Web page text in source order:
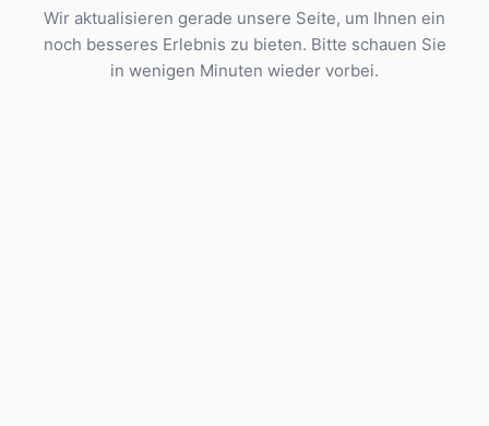
Wir aktualisieren gerade unsere Seite, um Ihnen ein
noch besseres Erlebnis zu bieten. Bitte schauen Sie
in wenigen Minuten wieder vorbei.